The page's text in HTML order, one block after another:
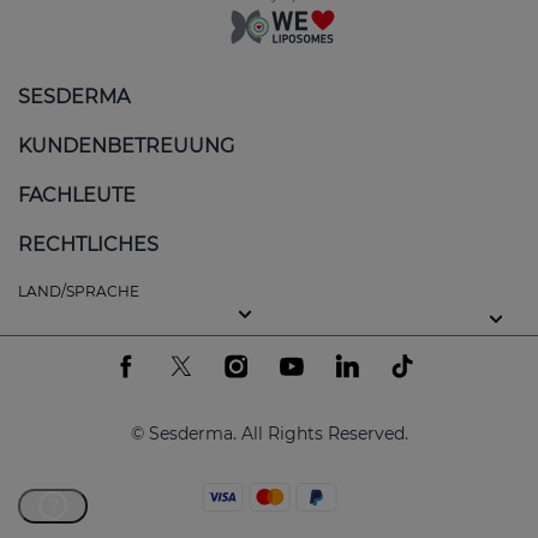
SESDERMA
KUNDENBETREUUNG
FACHLEUTE
RECHTLICHES
LAND/SPRACHE
© Sesderma. All Rights Reserved.